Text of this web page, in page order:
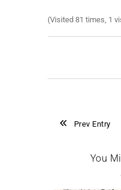
(Visited 81 times, 1
Prev Entry
You